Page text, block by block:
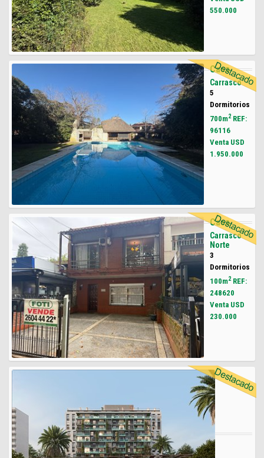
550.000
Casa
Carrasco
5
Dormitorios
700m2REF:
96116
Venta USD
1.950.000
Casa
Carrasco
Norte
3
Dormitorios
100m2REF:
248620
Venta USD
230.000